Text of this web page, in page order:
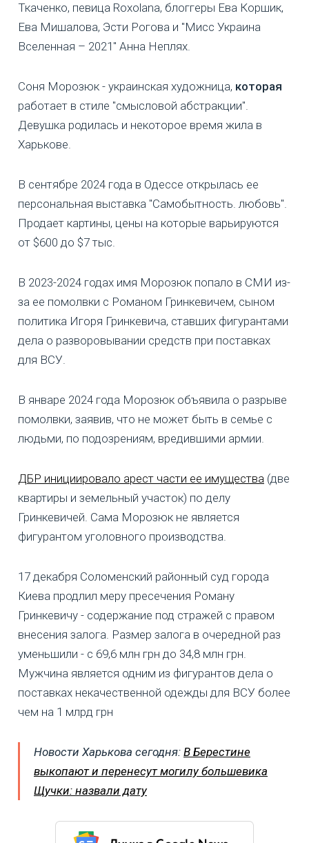
Ткаченко, певица Roxolana, блоггеры Ева Коршик,
Ева Мишалова, Эсти Рогова и "Мисс Украина
Вселенная – 2021" Анна Неплях.
Соня Морозюк - украинская художница, которая
работает в стиле "смысловой абстракции".
Девушка родилась и некоторое время жила в
Харькове.
В сентябре 2024 года в Одессе открылась ее
персональная выставка "Самобытность. любовь".
Продает картины, цены на которые варьируются
от $600 до $7 тыс.
В 2023-2024 годах имя Морозюк попало в СМИ из-
за ее помолвки с Романом Гринкевичем, сыном
политика Игоря Гринкевича, ставших фигурантами
дела о разворовывании средств при поставках
для ВСУ.
В январе 2024 года Морозюк объявила о разрыве
помолвки, заявив, что не может быть в семье с
людьми, по подозрениям, вредившими армии.
ДБР инициировало арест части ее имущества (две
квартиры и земельный участок) по делу
Гринкевичей. Сама Морозюк не является
фигурантом уголовного производства.
17 декабря Соломенский районный суд города
Киева продлил меру пресечения Роману
Гринкевичу - содержание под стражей с правом
внесения залога. Размер залога в очередной раз
уменьшили - с 69,6 млн грн до 34,8 млн грн.
Мужчина является одним из фигурантов дела о
поставках некачественной одежды для ВСУ более
чем на 1 млрд грн
Новости Харькова сегодня: В Берестине
выкопают и перенесут могилу большевика
Щучки: назвали дату